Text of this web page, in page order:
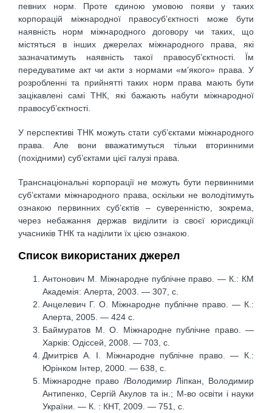
певних норм. Проте єдиною умовою появи у таких
корпорацій міжнародної правосуб’єктності може бути
наявність норм міжнародного договору чи таких, що
містяться в інших джерелах міжнародного права, які
зазначатимуть наявність такої правосуб’єктності. Їм
передуватиме акт чи акти з нормами «м’якого» права. У
розробленні та прийнятті таких норм права мають бути
зацікавлені самі ТНК, які бажають набути міжнародної
правосуб’єктності.
У перспективі ТНК можуть стати суб’єктами міжнародного
права. Але вони вважатимуться тільки вторинними
(похідними) суб’єктами цієї галузі права.
Транснаціональні корпорації не можуть бути первинними
суб’єктами міжнародного права, оскільки не володітимуть
ознакою первинних суб’єктів – суверенністю, зокрема,
через небажання держав виділити із своєї юрисдикції
учасників ТНК та наділити їх цією ознакою.
Список використаних джерел
Антонович М. Міжнародне публічне право. — К.: КМ
Академія: Алерта, 2003. — 307, с.
Анцелевич Г. О. Міжнародне публічне право. — К.:
Алерта, 2005. — 424 с.
Баймуратов М. О. Міжнародне публічне право. —
Харків: Одіссей, 2008. — 703, с.
Дмитрієв А. І. Міжнародне публічне право. — К.:
Юрінком Інтер, 2000. — 638, с.
Міжнародне право /Володимир Ліпкан, Володимир
Антипенко, Сергій Акулов та ін.; М-во освіти і науки
України. — К. : КНТ, 2009. — 751, с.